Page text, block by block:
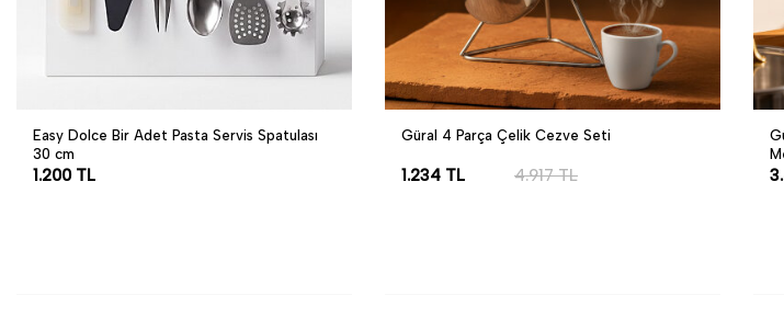
Easy Dolce Bir Adet Pasta Servis Spatulası
30 cm
1.200TL
Güral 4 Parça Çelik Cezve Seti
1.234 TL 4.917TL